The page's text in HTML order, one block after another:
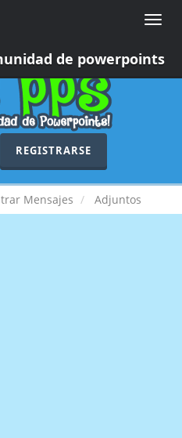
Toggle
de powerpoints
REGISTRARSE
Mensajes Adjuntos